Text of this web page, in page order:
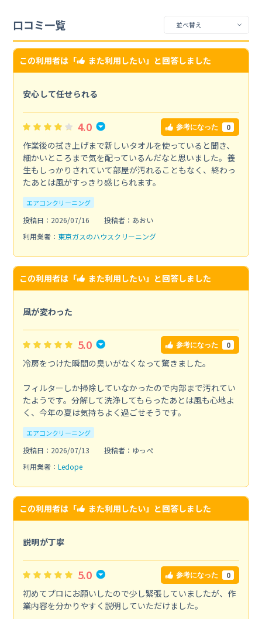
口コミ一覧
この利用者は「 また利用したい」と回答しました
安心して任せられる
4.0 参考になった 0
作業後の拭き上げまで新しいタオルを使っていると聞き、
細かいところまで気を配っているんだなと思いました。養
生もしっかりされていて部屋が汚れることもなく、終わっ
たあとは風がすっきり感じられます。
エアコンクリーニング
投稿日：2026/07/16
投稿者：あおい
利用業者： 東京ガスのハウスクリーニング
この利用者は「 また利用したい」と回答しました
風が変わった
5.0 参考になった 0
冷房をつけた瞬間の臭いがなくなって驚きました。
フィルターしか掃除していなかったので内部まで汚れてい
たようです。分解して洗浄してもらったあとは風も心地よ
く、今年の夏は気持ちよく過ごせそうです。
エアコンクリーニング
投稿日：2026/07/13
投稿者：ゆっぺ
利用業者： Ledope
この利用者は「 また利用したい」と回答しました
説明が丁寧
5.0 参考になった 0
初めてプロにお願いしたので少し緊張していましたが、作
業内容を分かりやすく説明していただけました。